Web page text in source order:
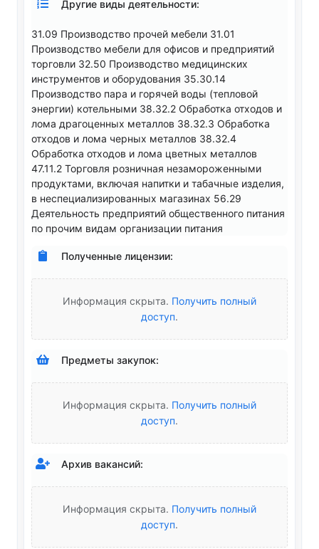
Другие виды деятельности:
31.09 Производство прочей мебели 31.01
Производство мебели для офисов и предприятий
торговли 32.50 Производство медицинских
инструментов и оборудования 35.30.14
Производство пара и горячей воды (тепловой
энергии) котельными 38.32.2 Обработка отходов и
лома драгоценных металлов 38.32.3 Обработка
отходов и лома черных металлов 38.32.4
Обработка отходов и лома цветных металлов
47.11.2 Торговля розничная незамороженными
продуктами, включая напитки и табачные изделия,
в неспециализированных магазинах 56.29
Деятельность предприятий общественного питания
по прочим видам организации питания
Полученные лицензии:
Информация скрыта. Получить полный
доступ.
Предметы закупок:
Информация скрыта. Получить полный
доступ.
Архив вакансий:
Информация скрыта. Получить полный
доступ.